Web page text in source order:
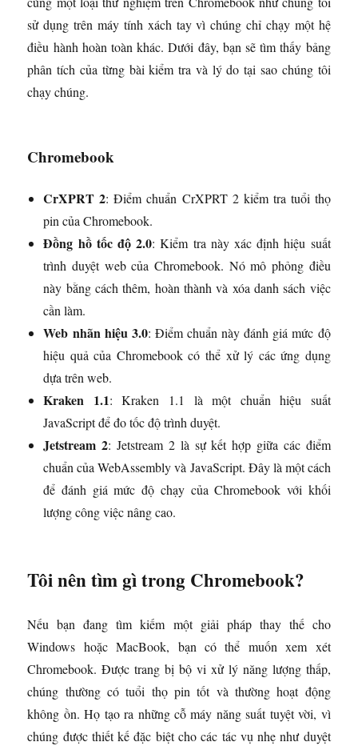
sử dụng trên máy tính xách tay vì chúng chỉ chạy một hệ
điều hành hoàn toàn khác. Dưới đây, bạn sẽ tìm thấy bảng
phân tích của từng bài kiểm tra và lý do tại sao chúng tôi
chạy chúng.
Chromebook
CrXPRT 2: Điểm chuẩn CrXPRT 2 kiểm tra tuổi thọ
pin của Chromebook.
Đồng hồ tốc độ 2.0: Kiểm tra này xác định hiệu suất
trình duyệt web của Chromebook. Nó mô phỏng điều
này bằng cách thêm, hoàn thành và xóa danh sách việc
cần làm.
Web nhãn hiệu 3.0: Điểm chuẩn này đánh giá mức độ
hiệu quả của Chromebook có thể xử lý các ứng dụng
dựa trên web.
Kraken 1.1: Kraken 1.1 là một chuẩn hiệu suất
JavaScript để đo tốc độ trình duyệt.
Jetstream 2: Jetstream 2 là sự kết hợp giữa các điểm
chuẩn của WebAssembly và JavaScript. Đây là một cách
để đánh giá mức độ chạy của Chromebook với khối
lượng công việc nâng cao.
Tôi nên tìm gì trong Chromebook?
Nếu bạn đang tìm kiếm một giải pháp thay thế cho
Windows hoặc MacBook, bạn có thể muốn xem xét
Chromebook. Được trang bị bộ vi xử lý năng lượng thấp,
chúng thường có tuổi thọ pin tốt và thường hoạt động
không ồn. Họ tạo ra những cỗ máy năng suất tuyệt vời, vì
chúng được thiết kế đặc biệt cho các tác vụ nhẹ như duyệt